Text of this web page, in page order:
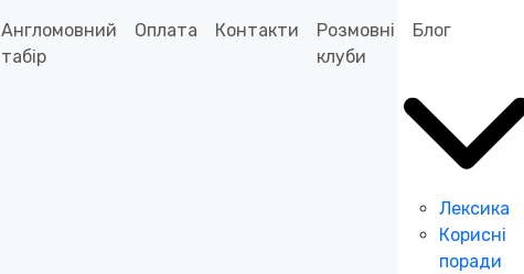
Англомовний
табір
Оплата Контакти
Розмовні
клуби
Блог
Лексика
Корисні
поради